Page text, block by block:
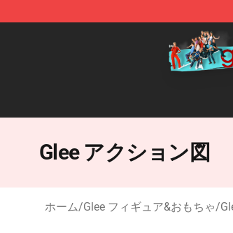
Glee Store - Official Glee Merchandise
Glee アクション図
ホーム/Glee フィギュア&おもちゃ/